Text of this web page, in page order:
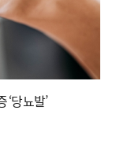
‘당뇨발’